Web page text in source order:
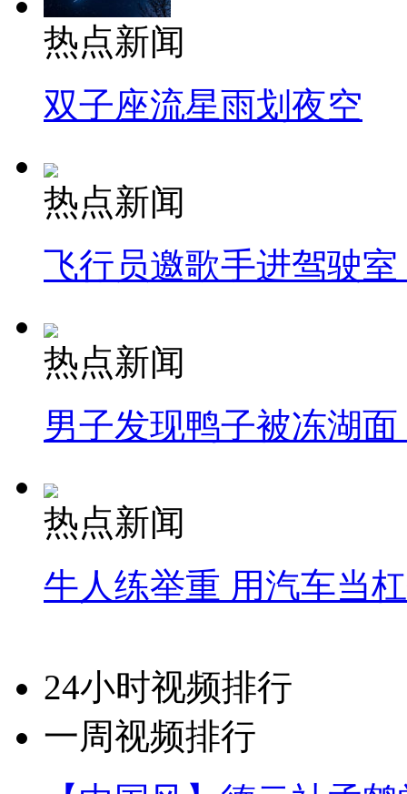
热点新闻
双子座流星雨划夜空
热点新闻
飞行员邀歌手进驾驶
热点新闻
男子发现鸭子被冻湖
热点新闻
牛人练举重 用汽车当
24小时视频排行
一周视频排行